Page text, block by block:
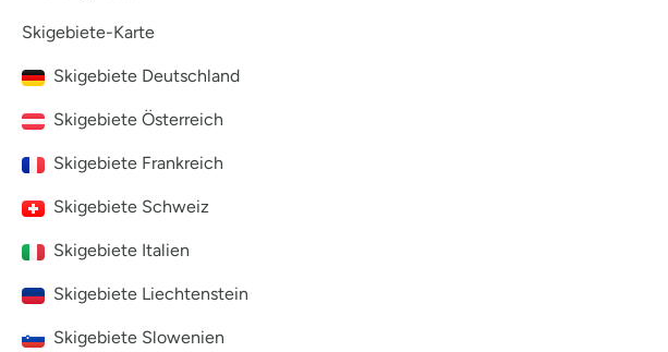
Skigebiete-Karte
Skigebiete Deutschland
Skigebiete Österreich
Skigebiete Frankreich
Skigebiete Schweiz
Skigebiete Italien
Skigebiete Liechtenstein
Skigebiete Slowenien